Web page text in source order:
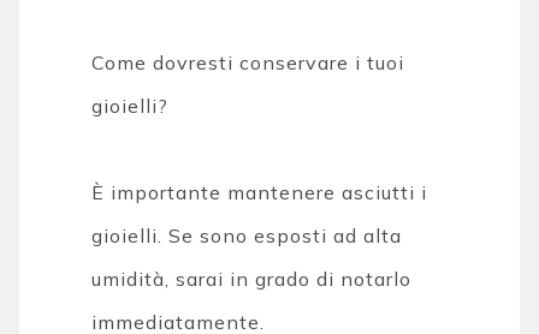
Come dovresti conservare i tuoi
gioielli?
È importante mantenere asciutti i
gioielli. Se sono esposti ad alta
umidità, sarai in grado di notarlo
immediatamente.